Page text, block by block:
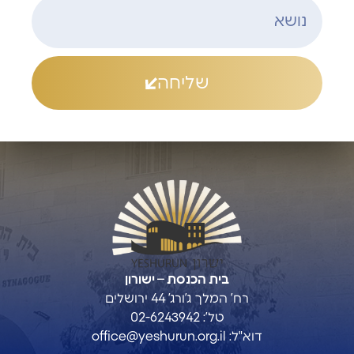
שליחה
בית הכנסת – ישורון
רח’ המלך ג’ורג’ 44 ירושלים
טל’: 02-6243942
דוא"ל: office@yeshurun.org.il